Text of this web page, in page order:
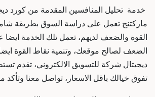
خدمة تحليل المنافسين المقدمة من كورد
ماركتنج تعمل على دراسة السوق بطريقة
القوة والضعف لديهم، تعمل تلك الخدمة
الضعف لصالح موقعك، وتنمية نقاط القوة
ديجيتال شركة للتسويق الالكتروني، تقدم
تفوق خيالك باقل الاسعار، تواصل معنا